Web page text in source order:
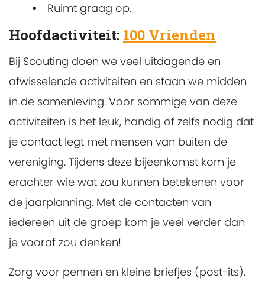
Ruimt graag op.
Hoofdactiviteit: 100 Vrienden
Bij Scouting doen we veel uitdagende en
afwisselende activiteiten en staan we midden
in de samenleving. Voor sommige van deze
activiteiten is het leuk, handig of zelfs nodig dat
je contact legt met mensen van buiten de
vereniging. Tijdens deze bijeenkomst kom je
erachter wie wat zou kunnen betekenen voor
de jaarplanning. Met de contacten van
iedereen uit de groep kom je veel verder dan
je vooraf zou denken!
Zorg voor pennen en kleine briefjes (post-its).